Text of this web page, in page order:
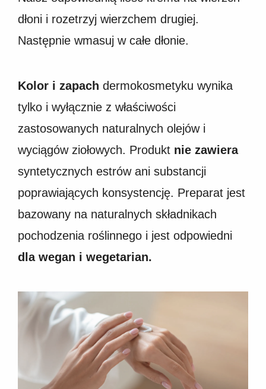
dłoni i rozetrzyj wierzchem drugiej.
Następnie wmasuj w całe dłonie.
Kolor i zapach dermokosmetyku wynika
tylko i wyłącznie z właściwości
zastosowanych naturalnych olejów i
wyciągów ziołowych. Produkt nie zawiera
syntetycznych estrów ani substancji
poprawiających konsystencję. Preparat jest
bazowany na naturalnych składnikach
pochodzenia roślinnego i jest odpowiedni
dla wegan i wegetarian.